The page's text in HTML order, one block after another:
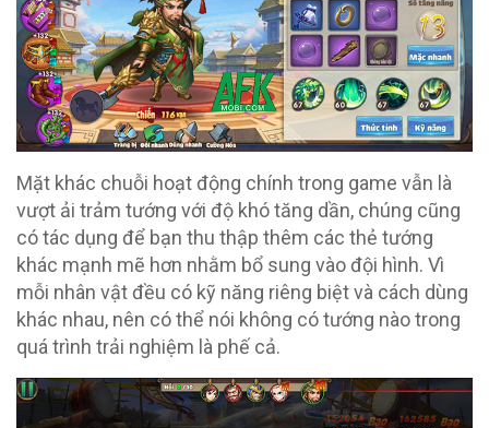
Mặt khác chuỗi hoạt động chính trong game vẫn là
vượt ải trảm tướng với độ khó tăng dần, chúng cũng
có tác dụng để bạn thu thập thêm các thẻ tướng
khác mạnh mẽ hơn nhằm bổ sung vào đội hình. Vì
mỗi nhân vật đều có kỹ năng riêng biệt và cách dùng
khác nhau, nên có thể nói không có tướng nào trong
quá trình trải nghiệm là phế cả.